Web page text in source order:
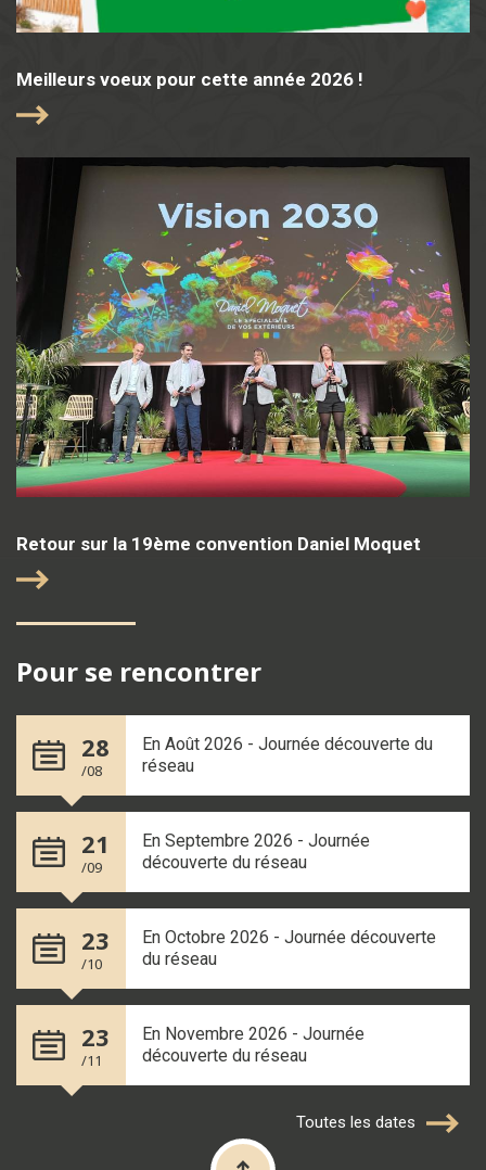
Meilleurs voeux pour cette année 2026 !
Retour sur la 19ème convention Daniel Moquet
Pour se rencontrer
28
/08
En Août 2026 - Journée découverte du
réseau
21
/09
En Septembre 2026 - Journée
découverte du réseau
23
/10
En Octobre 2026 - Journée découverte
du réseau
23
/11
En Novembre 2026 - Journée
découverte du réseau
Toutes les dates